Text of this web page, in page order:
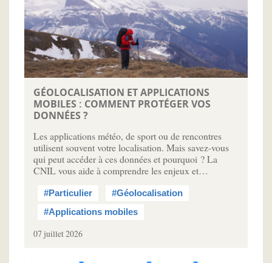
GÉOLOCALISATION ET APPLICATIONS
MOBILES : COMMENT PROTÉGER VOS
DONNÉES ?
Les applications météo, de sport ou de rencontres
utilisent souvent votre localisation. Mais savez-vous
qui peut accéder à ces données et pourquoi ? La
CNIL vous aide à comprendre les enjeux et…
#Particulier
#Géolocalisation
#Applications mobiles
07 juillet 2026